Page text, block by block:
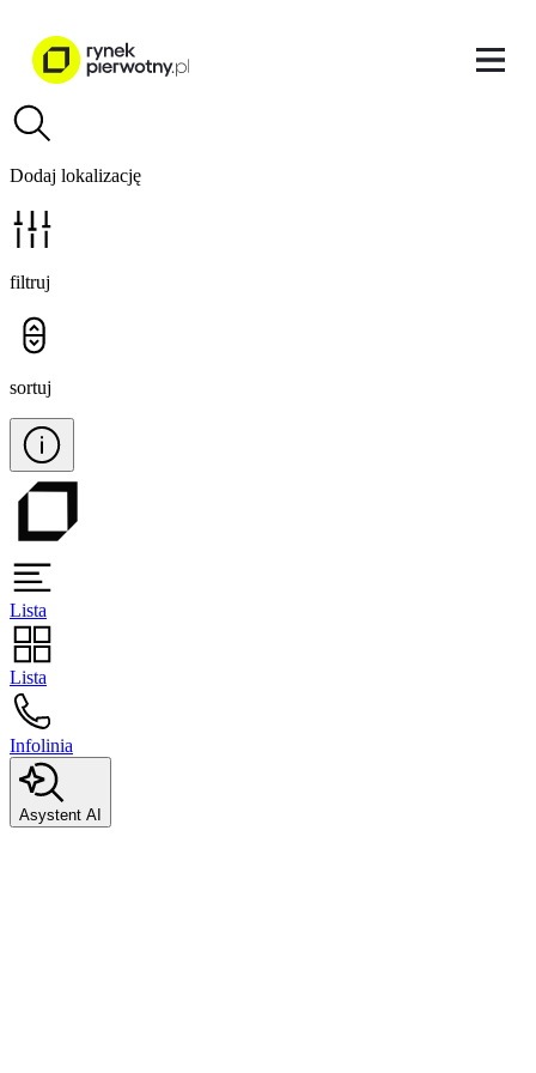
Dodaj lokalizację
filtruj
sortuj
Lista
Lista
Infolinia
Asystent AI